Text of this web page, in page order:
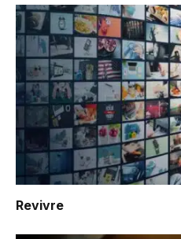
Revivre